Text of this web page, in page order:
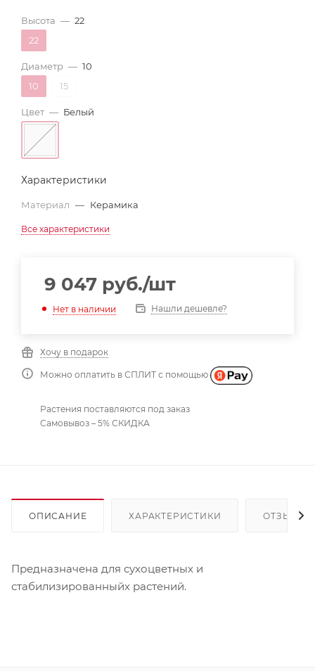
Высота — 22
22
Диаметр — 10
10
15
Цвет — Белый
Характеристики
Материал — Керамика
Все характеристики
9 047 руб./шт
Нет в наличии Нашли дешевле?
Хочу в подарок
Можно оплатить в СПЛИТ с помощью
Растения поставляются под заказ
Самовывоз – 5% СКИДКА
ОПИСАНИЕ ХАРАКТЕРИСТИКИ ОТЗЫВЫ
Предназначена для сухоцветных и
стабилизированныйх растений.